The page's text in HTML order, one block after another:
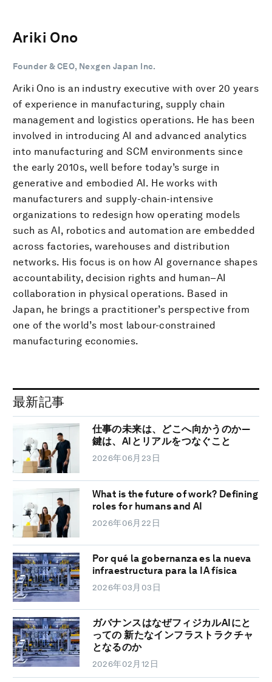
Ariki Ono
Founder & CEO, Nexgen Japan Inc.
Ariki Ono is an industry executive with over 20 years
of experience in manufacturing, supply chain
management and logistics operations. He has been
involved in introducing AI and advanced analytics
into manufacturing and SCM environments since
the early 2010s, well before today’s surge in
generative and embodied AI. He works with
manufacturers and supply-chain-intensive
organizations to redesign how operating models
such as AI, robotics and automation are embedded
across factories, warehouses and distribution
networks. His focus is on how AI governance shapes
accountability, decision rights and human–AI
collaboration in physical operations. Based in
Japan, he brings a practitioner’s perspective from
one of the world’s most labour-constrained
manufacturing economies.
最新記事
仕事の未来は、どこへ向かうのか―
鍵は、AIとリアルをつなぐこと
2026年06月23日
What is the future of work? Defining
roles for humans and AI
2026年06月22日
Por qué la gobernanza es la nueva
infraestructura para la IA física
2026年03月03日
ガバナンスはなぜフィジカルAIにと
っての 新たなインフラストラクチャ
となるのか
2026年02月12日